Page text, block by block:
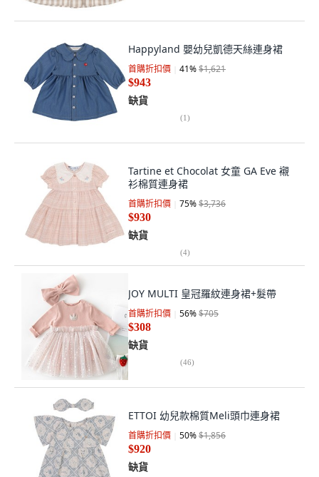
Happyland 嬰幼兒凱德天絲連身裙
首購折扣價 41%$1,621
$943
缺貨
(1)
Tartine et Chocolat 女童 GA Eve 襯
衫棉質連身裙
首購折扣價 75%$3,736
$930
缺貨
(4)
JOY MULTI 皇冠羅紋連身裙+髮帶
首購折扣價 56%$705
$308
缺貨
(46)
ETTOI 幼兒款棉質Meli頭巾連身裙
首購折扣價 50%$1,856
$920
缺貨